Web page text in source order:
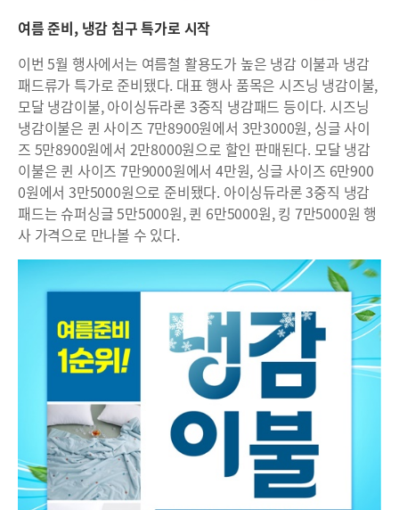
여름 준비, 냉감 침구 특가로 시작
이번 5월 행사에서는 여름철 활용도가 높은 냉감 이불과 냉감
패드류가 특가로 준비됐다. 대표 행사 품목은 시즈닝 냉감이불,
모달 냉감이불, 아이싱듀라론 3중직 냉감패드 등이다. 시즈닝
냉감이불은 퀸 사이즈 7만8900원에서 3만3000원, 싱글 사이
즈 5만8900원에서 2만8000원으로 할인 판매된다. 모달 냉감
이불은 퀸 사이즈 7만9000원에서 4만원, 싱글 사이즈 6만900
0원에서 3만5000원으로 준비됐다. 아이싱듀라론 3중직 냉감
패드는 슈퍼싱글 5만5000원, 퀸 6만5000원, 킹 7만5000원 행
사 가격으로 만나볼 수 있다.